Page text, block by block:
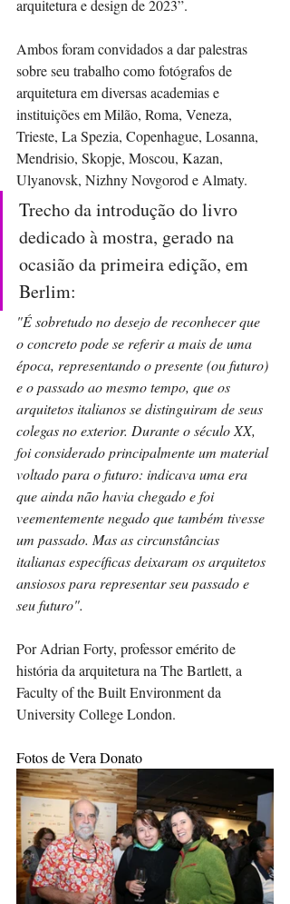
arquitetura e design de 2023”.
Ambos foram convidados a dar palestras
sobre seu trabalho como fotógrafos de
arquitetura em diversas academias e
instituições em Milão, Roma, Veneza,
Trieste, La Spezia, Copenhague, Losanna,
Mendrisio, Skopje, Moscou, Kazan,
Ulyanovsk, Nizhny Novgorod e Almaty.
Trecho da introdução do livro
dedicado à mostra, gerado na
ocasião da primeira edição, em
Berlim:
"É sobretudo no desejo de reconhecer que
o concreto pode se referir a mais de uma
época, representando o presente (ou futuro)
e o passado ao mesmo tempo, que os
arquitetos italianos se distinguiram de seus
colegas no exterior. Durante o século XX,
foi considerado principalmente um material
voltado para o futuro: indicava uma era
que ainda não havia chegado e foi
veementemente negado que também tivesse
um passado. Mas as circunstâncias
italianas específicas deixaram os arquitetos
ansiosos para representar seu passado e
seu futuro".
Por Adrian Forty, professor emérito de
história da arquitetura na The Bartlett, a
Faculty of the Built Environment da
University College London.
Fotos de Vera Donato